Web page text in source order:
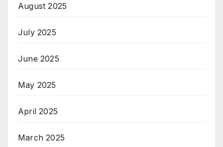
August 2025
July 2025
June 2025
May 2025
April 2025
March 2025